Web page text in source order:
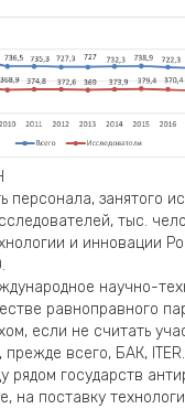
персонала, занятого
тыс.
и инновации
научно-
равноправного
если не считать
прежде всего, БАК, ITER.
рядом государств
на поставку